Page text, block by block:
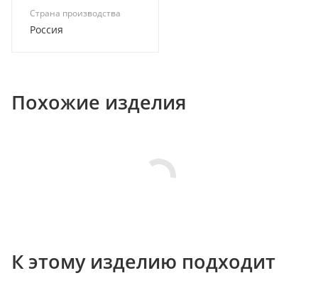
Страна производства
Россия
Похожие изделия
К этому изделию подходит